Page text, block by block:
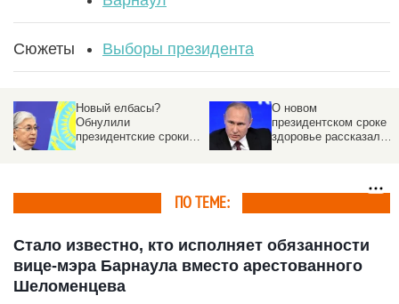
Сюжеты Выборы президента
Новый елбасы?
Обнулили
президентские сроки
О новом
президентском сроке и
здоровье рассказал
ПО ТЕМЕ:
Стало известно, кто исполняет обязанности
вице-мэра Барнаула вместо арестованного
Шеломенцева